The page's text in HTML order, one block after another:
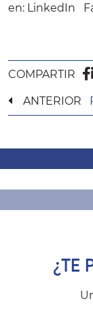
en: LinkedIn
COMPARTIR
ANTERIOR
¿TE